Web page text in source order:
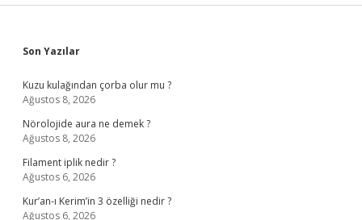
Sidebar
Son Yazılar
Kuzu kulağından çorba olur mu ?
Ağustos 8, 2026
Nörolojide aura ne demek ?
Ağustos 8, 2026
Filament iplik nedir ?
Ağustos 6, 2026
Kur’an-ı Kerim’in 3 özelliği nedir ?
Ağustos 6, 2026